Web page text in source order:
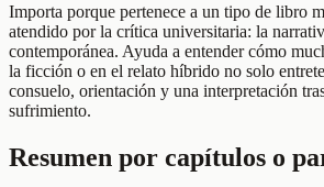
Importa porque pertenece a un tipo de libro
atendido por la crítica universitaria: la
contemporánea. Ayuda a entender cómo
la ficción o en el relato híbrido no solo
consuelo, orientación y una interpretación
sufrimiento.
Resumen por capítulos o